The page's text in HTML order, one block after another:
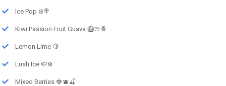
Ice Pop ❄️🍭
Kiwi Passion Fruit Guava 🥝🍈🍍
Lemon Lime 🍋
Lush Ice 🍉❄️
Mixed Berries 🍓🫐🍒